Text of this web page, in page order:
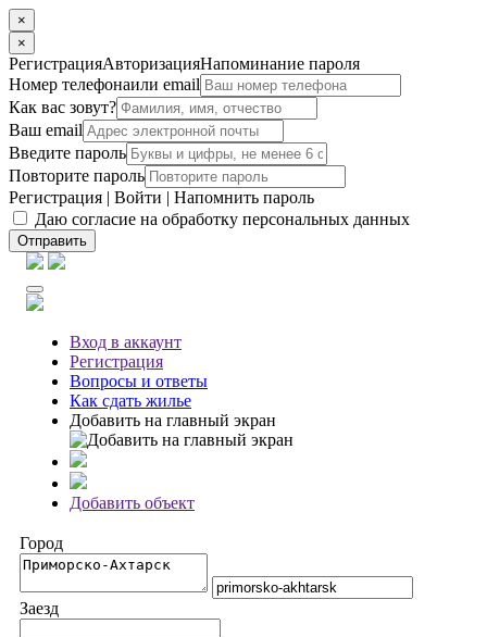
×
×
РегистрацияАвторизацияНапоминание пароля
Номер телефонаили email
Как вас зовут?
Ваш email
Введите пароль
Повторите пароль
Регистрация | Войти | Напомнить пароль
Даю согласие на обработку персональных данных
Отправить
Вход в аккаунт
Регистрация
Вопросы и ответы
Как сдать жилье
Добавить на главный экран
Добавить объект
Город
Заезд